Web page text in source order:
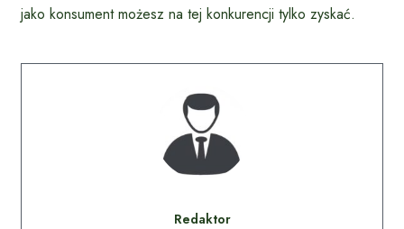
jako konsument możesz na tej konkurencji tylko zyskać.
Redaktor